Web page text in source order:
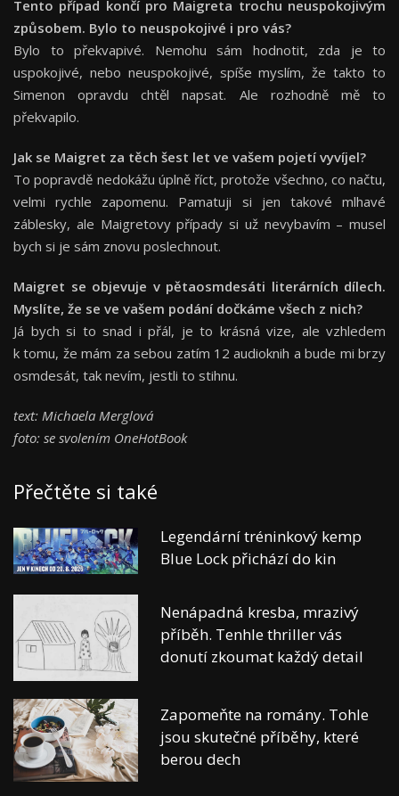
Tento případ končí pro Maigreta trochu neuspokojivým
způsobem. Bylo to neuspokojivé i pro vás?
Bylo to překvapivé. Nemohu sám hodnotit, zda je to
uspokojivé, nebo neuspokojivé, spíše myslím, že takto to
Simenon opravdu chtěl napsat. Ale rozhodně mě to
překvapilo.
Jak se Maigret za těch šest let ve vašem pojetí vyvíjel?
To popravdě nedokážu úplně říct, protože všechno, co načtu,
velmi rychle zapomenu. Pamatuji si jen takové mlhavé
záblesky, ale Maigretovy případy si už nevybavím – musel
bych si je sám znovu poslechnout.
Maigret se objevuje v pětaosmdesáti literárních dílech.
Myslíte, že se ve vašem podání dočkáme všech z nich?
Já bych si to snad i přál, je to krásná vize, ale vzhledem
k tomu, že mám za sebou zatím 12 audioknih a bude mi brzy
osmdesát, tak nevím, jestli to stihnu.
text: Michaela Merglová
foto: se svolením OneHotBook
Přečtěte si také
Legendární tréninkový kemp
Blue Lock přichází do kin
Nenápadná kresba, mrazivý
příběh. Tenhle thriller vás
donutí zkoumat každý detail
Zapomeňte na romány. Tohle
jsou skutečné příběhy, které
berou dech